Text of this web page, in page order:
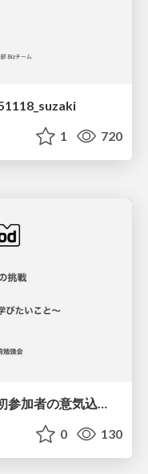
1 720
re:Invent 2025への挑戦 ～ほぼ初参加者の意気込みと学びたいこと〜
0 130